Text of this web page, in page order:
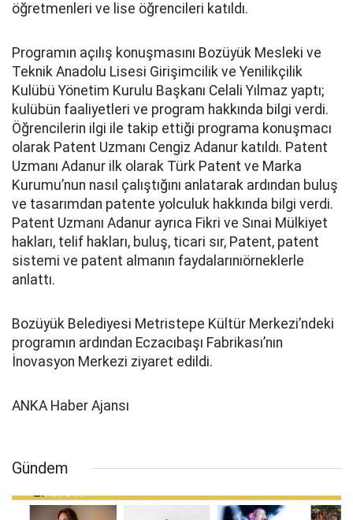
öğretmenleri ve lise öğrencileri katıldı.
Programın açılış konuşmasını Bozüyük Mesleki ve
Teknik Anadolu Lisesi Girişimcilik ve Yenilikçilik
Kulübü Yönetim Kurulu Başkanı Celali Yılmaz yaptı;
kulübün faaliyetleri ve program hakkında bilgi verdi.
Öğrencilerin ilgi ile takip ettiği programa konuşmacı
olarak Patent Uzmanı Cengiz Adanur katıldı. Patent
Uzmanı Adanur ilk olarak Türk Patent ve Marka
Kurumu’nun nasıl çalıştığını anlatarak ardından buluş
ve tasarımdan patente yolculuk hakkında bilgi verdi.
Patent Uzmanı Adanur ayrıca Fikri ve Sınai Mülkiyet
hakları, telif hakları, buluş, ticari sır, Patent, patent
sistemi ve patent almanın faydalarınıörneklerle
anlattı.
Bozüyük Belediyesi Metristepe Kültür Merkezi’ndeki
programın ardından Eczacıbaşı Fabrikası’nın
İnovasyon Merkezi ziyaret edildi.
ANKA Haber Ajansı
Gündem